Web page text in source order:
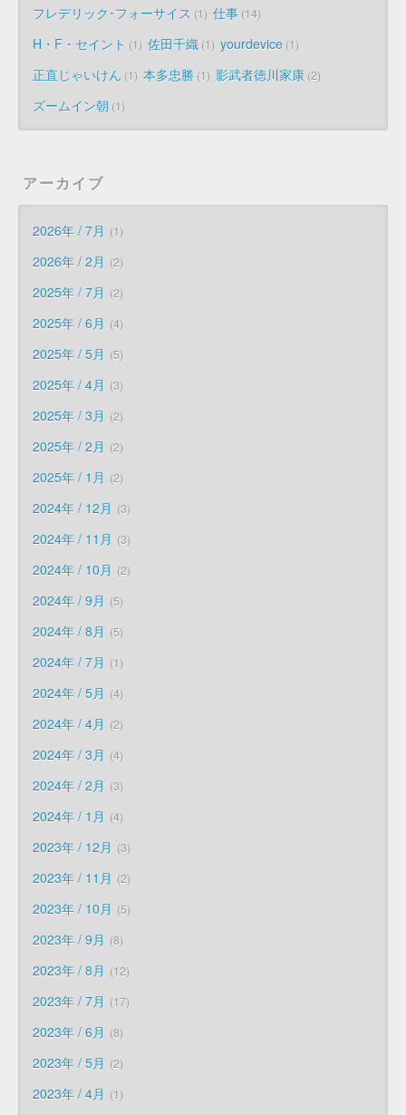
フレデリック･フォーサイス 1 仕事 14
H・F・セイント 1 佐田千織 1 yourdevice 1
正直じゃいけん 1 本多忠勝 1 影武者徳川家康 2
ズームイン朝 1
アーカイブ
2026年 / 7月 1
2026年 / 2月 2
2025年 / 7月 2
2025年 / 6月 4
2025年 / 5月 5
2025年 / 4月 3
2025年 / 3月 2
2025年 / 2月 2
2025年 / 1月 2
2024年 / 12月 3
2024年 / 11月 3
2024年 / 10月 2
2024年 / 9月 5
2024年 / 8月 5
2024年 / 7月 1
2024年 / 5月 4
2024年 / 4月 2
2024年 / 3月 4
2024年 / 2月 3
2024年 / 1月 4
2023年 / 12月 3
2023年 / 11月 2
2023年 / 10月 5
2023年 / 9月 8
2023年 / 8月 12
2023年 / 7月 17
2023年 / 6月 8
2023年 / 5月 2
2023年 / 4月 1